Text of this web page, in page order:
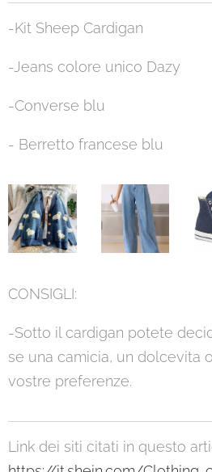
-Kit Sheep Cardigan
-Jeans colore unico Dazy
-Converse blu
- Berretto francese blu
CONSIGLI:
-Sotto il cardigan potete
se una camicia, un dolcevita
vostre preferenze.
Link dei siti citati in questo